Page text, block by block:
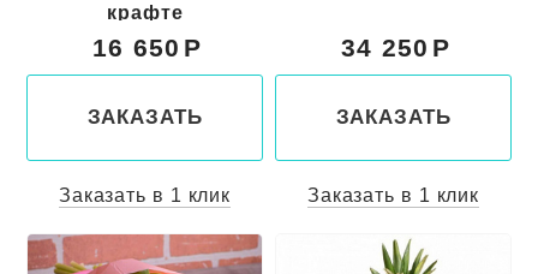
крафте
16 650
ЗАКАЗАТЬ
Заказать в 1 клик
34 250
ЗАКАЗАТЬ
Заказать в 1 клик